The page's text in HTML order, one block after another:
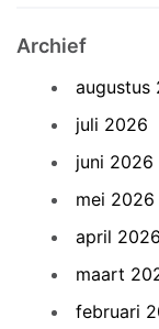
Archief
augustus
juli 2026
juni 2026
mei 2026
april 2026
maart
februari